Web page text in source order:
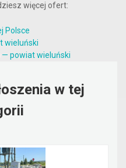
więcej ofert:
Polsce
wieluński
— powiat wieluński
w tej